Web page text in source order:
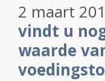
2 maart
vindt u
waarde